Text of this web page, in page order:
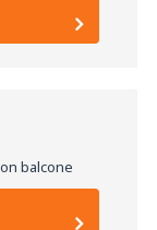
balcone